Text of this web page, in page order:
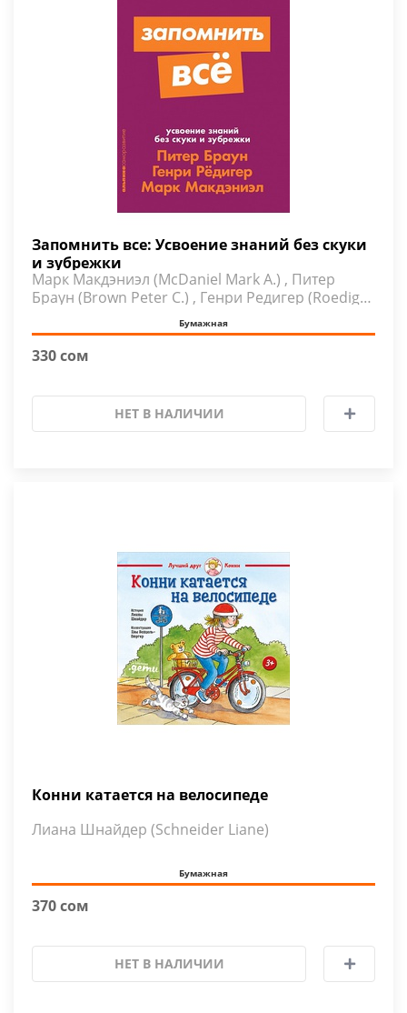
Запомнить все: Усвоение знаний без скуки
и зубрежки
Марк Макдэниэл (McDaniel Mark A.) , Питер
Браун (Brown Peter C.) , Генри Редигер (Roediger
Бумажная
330 сом
НЕТ В НАЛИЧИИ
Конни катается на велосипеде
Лиана Шнайдер (Schneider Liane)
Бумажная
370 сом
НЕТ В НАЛИЧИИ